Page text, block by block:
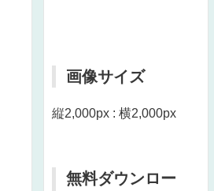
画像サイズ
縦2,000px : 横2,000px
無料ダウンロー